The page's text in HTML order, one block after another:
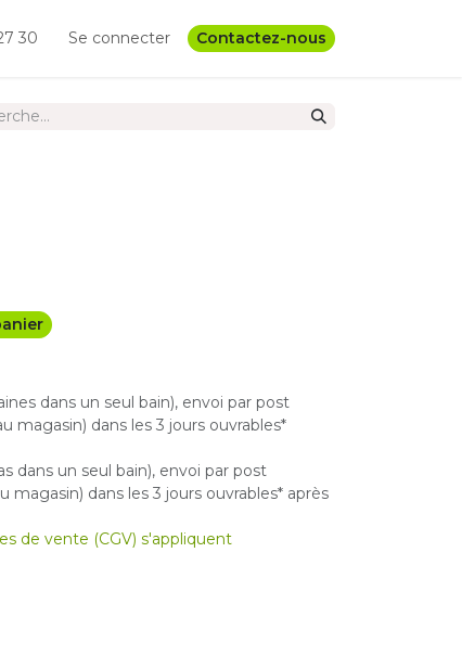
30 Se connecter Contactez-nous
dans un seul bain), envoi par post
magasin) dans les 3 jours ouvrables*
dans un seul bain), envoi par post
dans les 3 jours ouvrables* après
de vente (CGV) s'appliquent